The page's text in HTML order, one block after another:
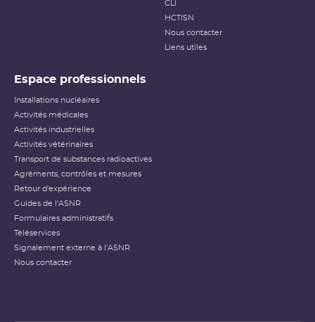
CLI
HCTISN
Nous contacter
Liens utiles
Espace professionnels
Installations nucléaires
Activités médicales
Activités industrielles
Activités vétérinaires
Transport de substances radioactives
Agréments, contrôles et mesures
Retour d'expérience
Guides de l'ASNR
Formulaires administratifs
Téléservices
Signalement externe à l'ASNR
Nous contacter